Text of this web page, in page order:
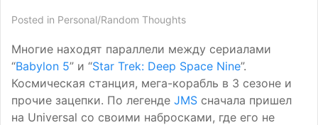
Posted in Personal/Random Thoughts
Многие находят параллели между сериалами
“Babylon 5” и “Star Trek: Deep Space Nine”.
Космическая станция, мега-корабль в 3 сезоне и
прочие зацепки. По легенде JMS сначала пришел
на Universal со своими набросками, где его не